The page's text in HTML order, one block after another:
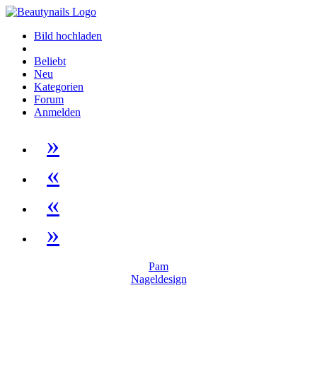
Bild hochladen
Beliebt
Neu
Kategorien
Forum
Anmelden
»
«
«
»
Pam
Nageldesign